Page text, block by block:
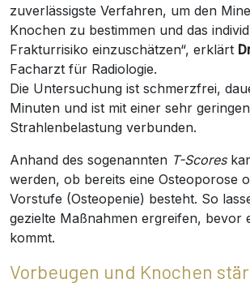
zuverlässigste Verfahren, um den
Knochen zu bestimmen und das
Frakturrisiko einzuschätzen“, erklärt
Facharzt für Radiologie.
Die Untersuchung ist schmerzfrei,
Minuten und ist mit einer sehr geringen
Strahlenbelastung verbunden.
Anhand des sogenannten T-Scores
werden, ob bereits eine Osteoporose
Vorstufe (Osteopenie) besteht. So
gezielte Maßnahmen ergreifen, bevor
kommt.
Vorbeugen und Knochen